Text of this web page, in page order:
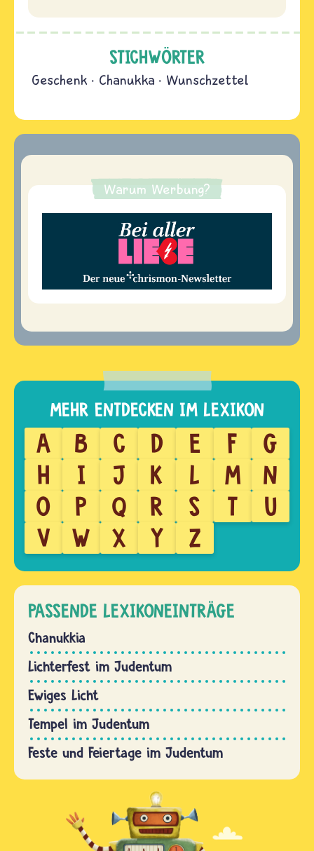
STICHWÖRTER
Geschenk Chanukka Wunschzettel
Warum Werbung?
A B C D E F
G
H
I J K L M
N
O
P Q R S T
U
V
W X Y Z
PASSENDE LEXIKONEINTRÄGE
Chanukkia
Lichterfest im Judentum
Ewiges Licht
Tempel im Judentum
Feste und Feiertage im Judentum